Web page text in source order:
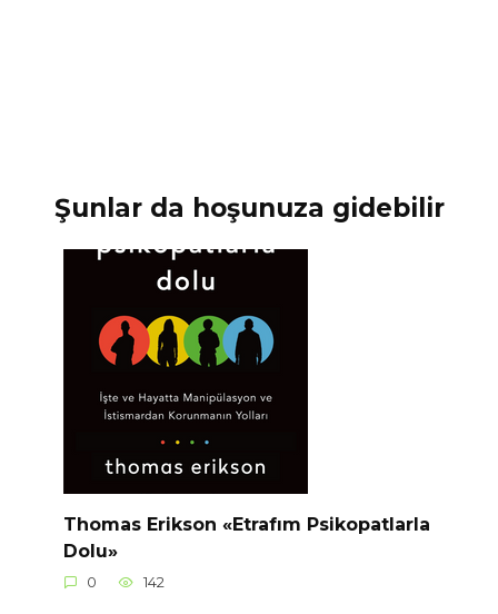
Şunlar da hoşunuza gidebilir
Thomas Erikson «Etrafım Psikopatlarla
Dolu»
0 142